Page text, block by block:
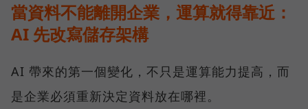
當資料不能離開企業，運算就得靠近：
AI 先改寫儲存架構
AI 帶來的第一個變化，不只是運算能力提高，而
是企業必須重新決定資料放在哪裡。